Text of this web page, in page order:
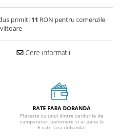
primiti 11 RON pentru comenzile
viitoare
Cere informatii
RATE FARA DOBANDA
Plateste cu unul dintre cardurile de
cumparaturi partenere si ai pana la
6 rate fara dobanda!